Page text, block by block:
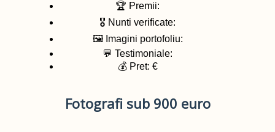
🏆 Premii:
🎖️ Nunti verificate:
🖼️ Imagini portofoliu:
💬 Testimoniale:
💰 Pret: €
Fotografi sub 900 euro